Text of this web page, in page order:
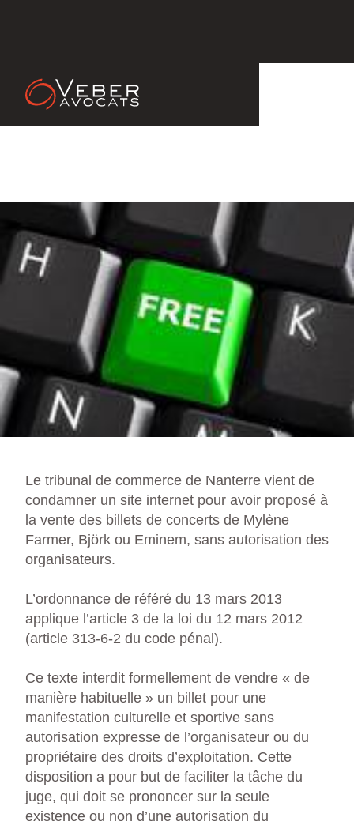
VENTE DE BILLETS SUR
Le tribunal de commerce de Nanterre vient de
condamner un site internet pour avoir proposé à
la vente des billets de concerts de Mylène
Farmer, Björk ou Eminem, sans autorisation des
organisateurs.
L’ordonnance de référé du 13 mars 2013
applique l’article 3 de la loi du 12 mars 2012
(article 313-6-2 du code pénal).
Ce texte interdit formellement de vendre « de
manière habituelle » un billet pour une
manifestation culturelle et sportive sans
autorisation expresse de l’organisateur ou du
propriétaire des droits d’exploitation. Cette
disposition a pour but de faciliter la tâche du
juge, qui doit se prononcer sur la seule
existence ou non d’une autorisation du